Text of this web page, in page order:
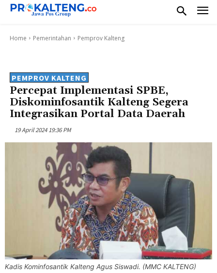
Home Pemerintahan Pemprov Kalteng
PEMPROV KALTENG
Percepat Implementasi SPBE,
Diskominfosantik Kalteng Segera
Integrasikan Portal Data Daerah
19 April 2024 19:36 PM
Kadis Kominfosantik Kalteng Agus Siswadi. (MMC KALTENG)